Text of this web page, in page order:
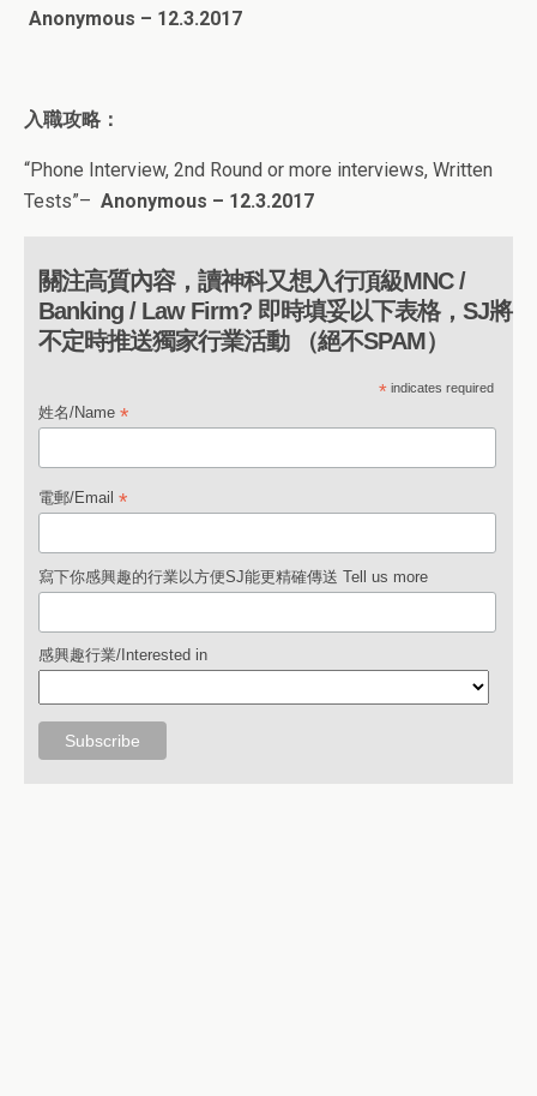
Anonymous – 12.3.2017
入職攻略：
“Phone Interview, 2nd Round or more interviews, Written
Tests”– Anonymous – 12.3.2017
關注高質內容，讀神科又想入行頂級MNC /
Banking / Law Firm? 即時填妥以下表格，SJ將
不定時推送獨家行業活動 （絕不SPAM）
* indicates required
姓名/Name*
電郵/Email*
寫下你感興趣的行業以方便SJ能更精確傳送 Tell us more
感興趣行業/Interested in